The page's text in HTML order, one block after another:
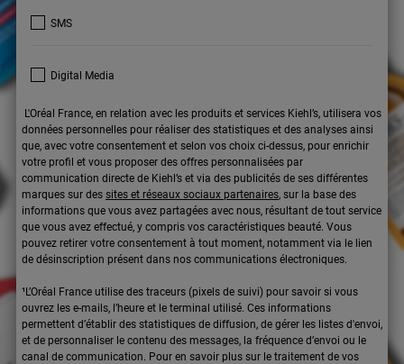
SMS
Digital Media
L'Oréal France, en relation avec les produits et services Kiehl’s, utilisera vos
données personnelles pour réaliser des statistiques et des analyses ainsi
que, avec votre consentement et selon vos choix ci-dessus, pour enrichir
votre profil et vous proposer des offres personnalisées par
communication directe de Kiehl’s et via des publicités de ses différentes
marques sur des sites et réseaux sociaux partenaires, sur la base des
informations que vous avez partagées avec nous, résultant de tout service
que vous avez effectué, y compris vos caractéristiques beauté. Vous
pouvez retirer votre consentement à tout moment, notamment via le lien
de désinscription présent dans nos communications électroniques.
¹L’Oréal France utilise des traceurs (pixels de suivi) pour savoir si vous
ouvrez les e-mails, l’heure et le terminal utilisé. Ces informations
permettent d’établir des statistiques de diffusion, de gérer les listes d'envoi,
et de personnaliser le contenu des messages, la fréquence d’envoi ou le
canal de communication. Pour en savoir plus sur le traitement de vos